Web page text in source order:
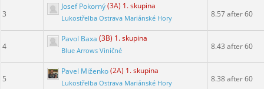
3
Josef Pokorný(3A) 1. skupina
Lukostřelba Ostrava Mariánské Hory 8.57 after 60
4
Pavol Baxa (3B) 1. skupina
Blue Arrows Viničné 8.43 after 60
5
Pavel Miženko(2A) 1. skupina
Lukostřelba Ostrava Mariánské Hory 8.38 after 60